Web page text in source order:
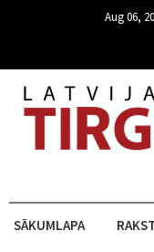
Aug 06,
SĀKUMLAPA